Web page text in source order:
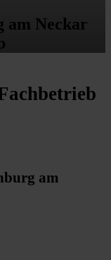
am Neckar
am